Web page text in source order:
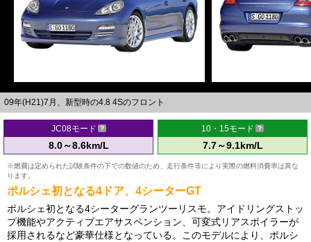
09年(H21)7月、新型時の4.8 4Sのフロント
JC08モード
8.0～8.6km/L
10・15モード
7.7～9.1km/L
※燃費は定められた試験条件の下での数値のため、走行条件等により実際の燃料消費率は異な
ります。
ポルシェ初となる4ドア、4シーターGT
ポルシェ初となる4シーターグランツーリスモ。アイドリングストッ
プ機能やアクティブエアサスペンション、可変式リアスポイラーが
採用されるなど豪華仕様となっている。このモデルにより、ポルシ